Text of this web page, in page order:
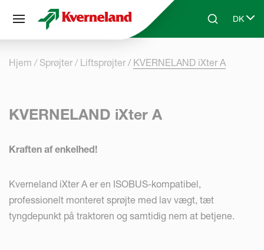
Skip to main contentSearchDK
Select
Hjem Sprøjter Liftsprøjter KVERNELAND iXter A
KVERNELAND iXter A
Kraften af enkelhed!
Kverneland iXter A er en ISOBUS-kompatibel,
professionelt monteret sprøjte med lav vægt, tæt
tyngdepunkt på traktoren og samtidig nem at betjene.
CCookie-styringspanel